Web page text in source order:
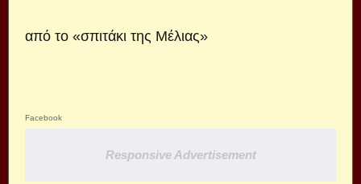
από το «σπιτάκι της Μέλιας»
Facebook
Responsive Advertisement